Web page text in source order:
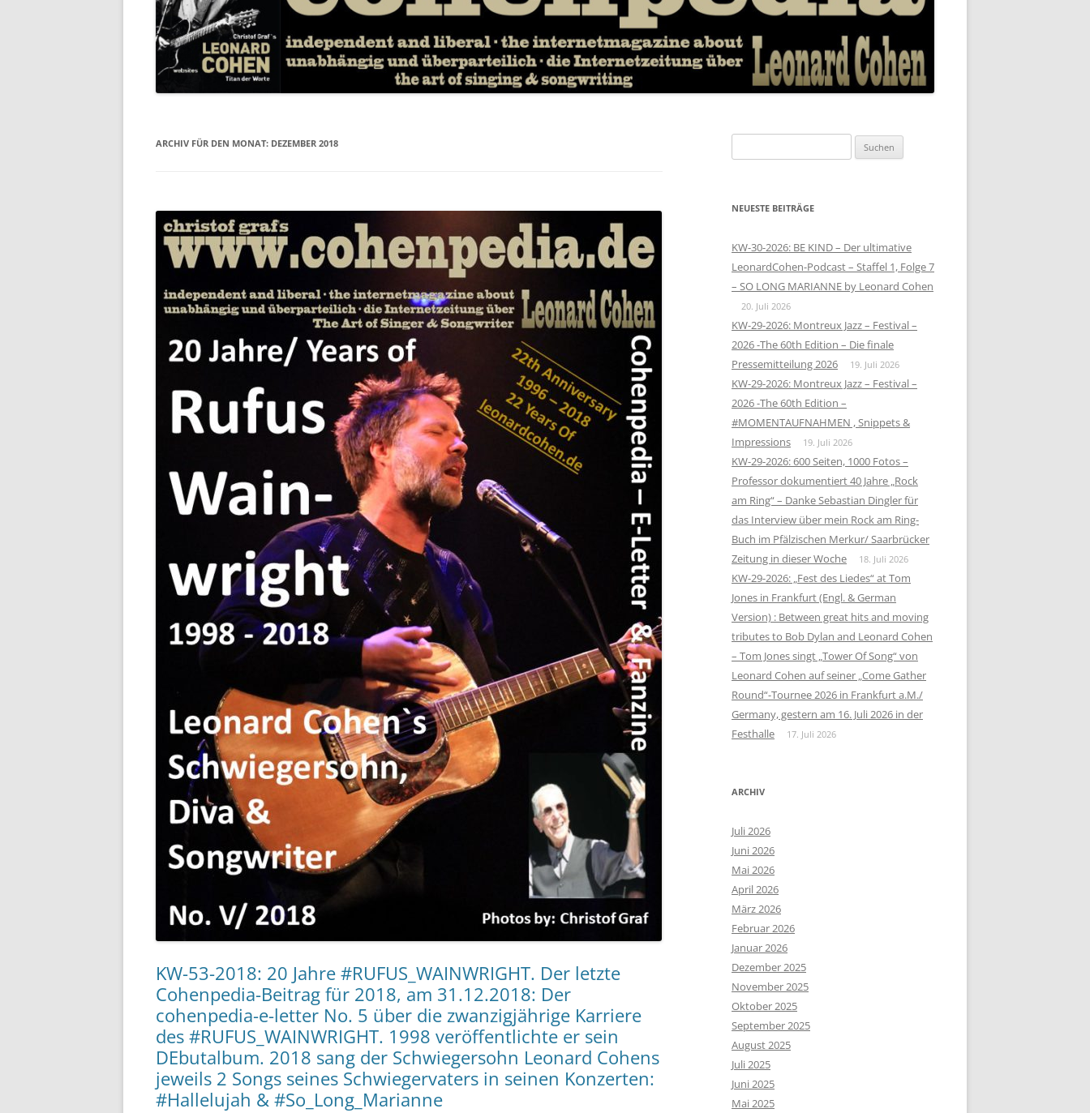
ARCHIV FÜR DEN MONAT: DEZEMBER 2018
KW-53-2018: 20 Jahre #RUFUS_WAINWRIGHT. Der letzte
Cohenpedia-Beitrag für 2018, am 31.12.2018: Der
cohenpedia-e-letter No. 5 über die zwanzigjährige Karriere
des #RUFUS_WAINWRIGHT. 1998 veröffentlichte er sein
DEbutalbum. 2018 sang der Schwiegersohn Leonard Cohens
jeweils 2 Songs seines Schwiegervaters in seinen Konzerten:
#Hallelujah & #So_Long_Marianne
nach:
NEUESTE BEITRÄGE
KW-30-2026: BE KIND – Der ultimative
LeonardCohen-Podcast – Staffel 1, Folge 7
– SO LONG MARIANNE by Leonard Cohen
20. Juli 2026
KW-29-2026: Montreux Jazz – Festival –
2026 -The 60th Edition – Die finale
Pressemitteilung 2026
19. Juli 2026
KW-29-2026: Montreux Jazz – Festival –
2026 -The 60th Edition –
#MOMENTAUFNAHMEN , Snippets &
Impressions
19. Juli 2026
KW-29-2026: 600 Seiten, 1000 Fotos –
Professor dokumentiert 40 Jahre „Rock
am Ring“ – Danke Sebastian Dingler für
das Interview über mein Rock am Ring-
Buch im Pfälzischen Merkur/ Saarbrücker
Zeitung in dieser Woche
18. Juli 2026
KW-29-2026: „Fest des Liedes“ at Tom
Jones in Frankfurt (Engl. & German
Version) : Between great hits and moving
tributes to Bob Dylan and Leonard Cohen
– Tom Jones singt „Tower Of Song“ von
Leonard Cohen auf seiner „Come Gather
Round“-Tournee 2026 in Frankfurt a.M./
Germany, gestern am 16. Juli 2026 in der
Festhalle
17. Juli 2026
ARCHIV
Juli 2026
Juni 2026
Mai 2026
April 2026
März 2026
Februar 2026
Januar 2026
Dezember 2025
November 2025
Oktober 2025
September 2025
August 2025
Juli 2025
Juni 2025
Mai 2025